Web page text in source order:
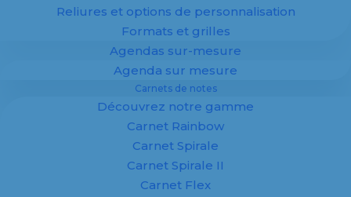
Reliures et options de personnalisation
Formats et grilles
Agendas sur-mesure
Agenda sur mesure
Carnets de notes
Découvrez notre gamme
Carnet Rainbow
Carnet Spirale
Carnet Spirale II
Carnet Flex
100 % personnalisé
Spécialiste de la fabrication d’agendas
et supports imprimés
personnalisés pour entreprises, Margy
Imprimeur vous accompagne dans la
création de supports publicitaires sur
Agendas, calendriers etcarnets